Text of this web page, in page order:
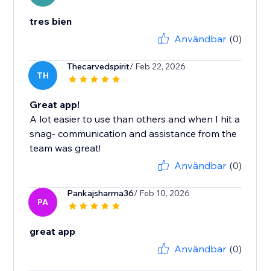
tres bien
Användbar (0)
TH
Thecarvedspirit/ Feb 22, 2026
Great app!
A lot easier to use than others and when I hit a
snag- communication and assistance from the
team was great!
Användbar (0)
PA
Pankajsharma36/ Feb 10, 2026
great app
Användbar (0)